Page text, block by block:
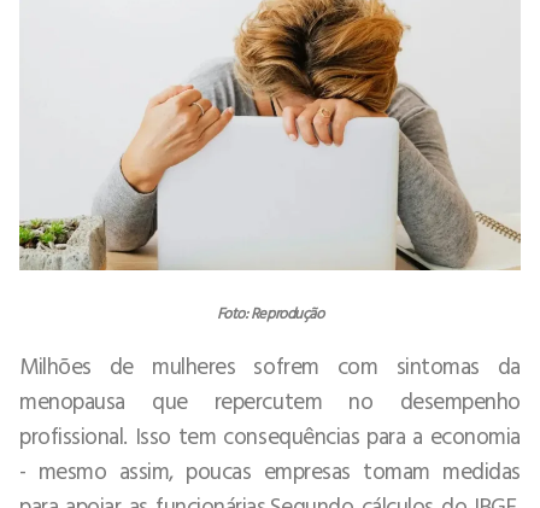
Foto: Reprodução
Milhões de mulheres sofrem com sintomas da
menopausa que repercutem no desempenho
profissional. Isso tem consequências para a economia
- mesmo assim, poucas empresas tomam medidas